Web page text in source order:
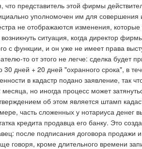
представитель этой фирмы
уполномочен им для совершения
не отображаются изменения,
ситуация, когда директор
с функции, и он уже не имеет права
то от этого не легче: сделка будет
дней + 20 дней "охранного срока", в
в кадастр подано заявление, так
но иногда процесс может
об этом является штамп
часть сложенных у нотариуса денег
кредита продавца его банку. Это
после подписания договора продажи
говоря, кроме длительного времени